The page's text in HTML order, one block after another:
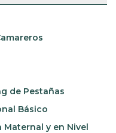
de Pestañas
Básico
Maternal y en Nivel